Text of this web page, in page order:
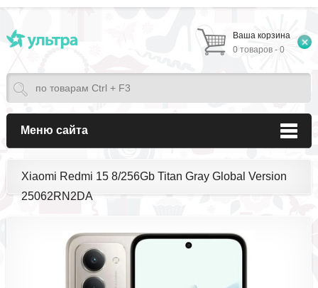
Ваша корзина
0 товаров - 0
Меню сайта
Xiaomi Redmi 15 8/256Gb Titan Gray Global Version
25062RN2DA